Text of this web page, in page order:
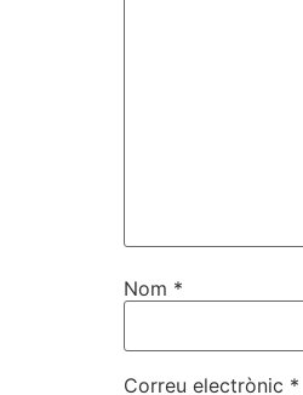
Nom *
Correu electrònic *